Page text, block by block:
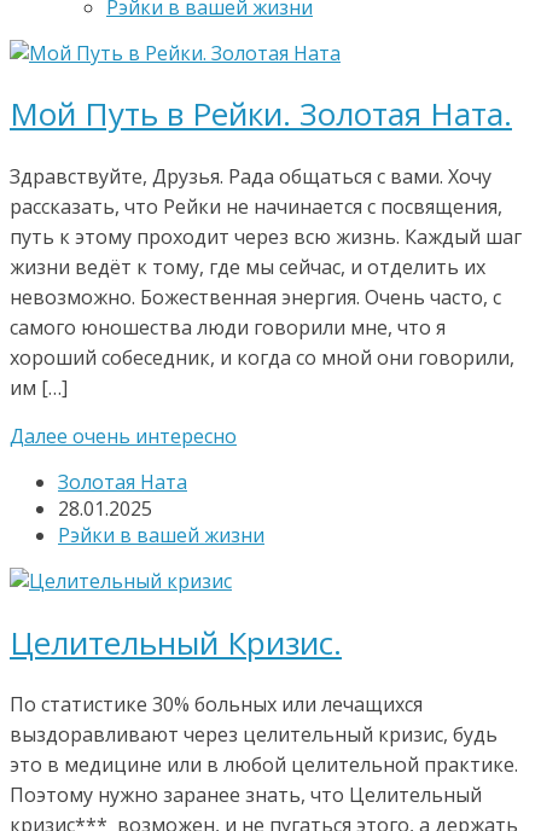
Рэйки в вашей жизни
Мой Путь в Рейки. Золотая Ната.
Здравствуйте, Друзья. Рада общаться с вами. Хочу
рассказать, что Рейки не начинается с посвящения,
путь к этому проходит через всю жизнь. Каждый шаг
жизни ведёт к тому, где мы сейчас, и отделить их
невозможно. Божественная энергия. Очень часто, с
самого юношества люди говорили мне, что я
хороший собеседник, и когда со мной они говорили,
им […]
Далее очень интересно
Золотая Ната
28.01.2025
Рэйки в вашей жизни
Целительный Кризис.
По статистике 30% больных или лечащихся
выздоравливают через целительный кризис, будь
это в медицине или в любой целительной практике.
Поэтому нужно заранее знать, что Целительный
кризис*** возможен, и не пугаться этого, а держать